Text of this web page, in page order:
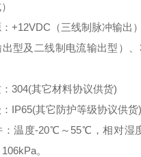
+12VDC（三线制脉冲输出
型及二线制电流输出型）
304(其它材料协议供货)
IP65(其它防护等级协议供货)
：温度-20℃～55℃，相对湿
。